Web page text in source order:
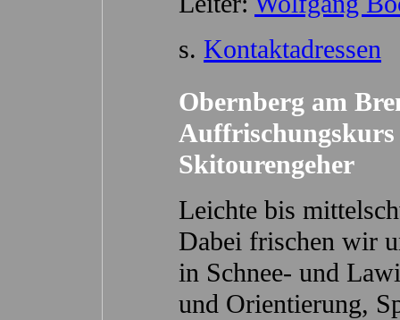
s. Kontaktadressen
Obernberg am
Skitourengeher
Leichte bis
Dabei frischen wir
in Schnee- und
und Orientierung,